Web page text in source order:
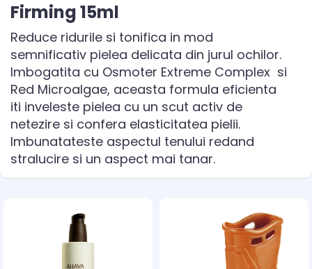
Firming 15ml
Reduce ridurile si tonifica in mod
semnificativ pielea delicata din jurul ochilor.
Imbogatita cu Osmoter Extreme Complex si
Red Microalgae, aceasta formula eficienta
iti inveleste pielea cu un scut activ de
netezire si confera elasticitatea pielii.
Imbunatateste aspectul tenului redand
stralucire si un aspect mai tanar.